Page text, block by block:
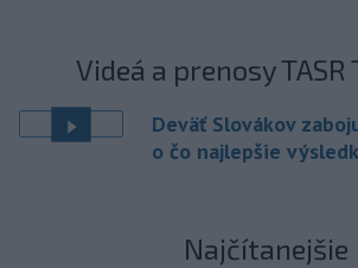
Videá a prenosy TASR
Deväť Slovákov
o čo najlepšie
Najčítanejšie